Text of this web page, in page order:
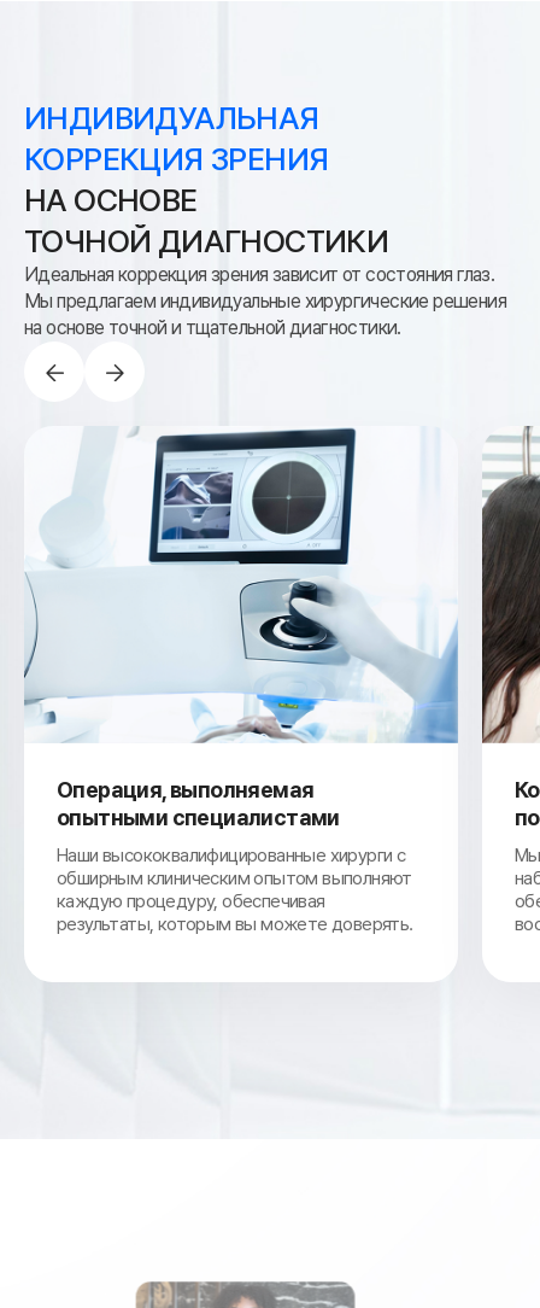
ИНДИВИДУАЛЬНАЯ
КОРРЕКЦИЯ ЗРЕНИЯ
НА ОСНОВЕ
ТОЧНОЙ ДИАГНОСТИКИ
Идеальная коррекция зрения зависит от состояния глаз.
Мы предлагаем индивидуальные хирургические решения
на основе точной и тщательной диагностики.
с
доверять.
Комплексный
послеоперационный уход
Мы обеспечиваем индивидуальное
наблюдение и уход после операции для
обеспечения стабильного зрения и
восстановления.